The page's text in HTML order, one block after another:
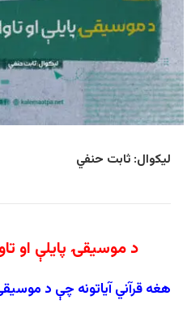
لیکوال: ثابت حنفي
د موسیقۍ پایلې او
هغه قرآني آیاتونه چې د